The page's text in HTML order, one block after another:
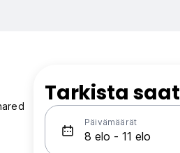
Tarkista
Päivämäärät